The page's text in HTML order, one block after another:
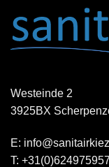
Westeinde 2
3925BX
E:
T: +31(0)624975957